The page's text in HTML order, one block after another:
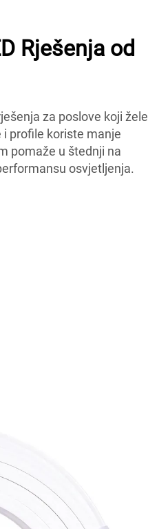
Rješenja od
za poslove koji žele
i profile koriste manje
pomaže u štednji na
osvjetljenja.